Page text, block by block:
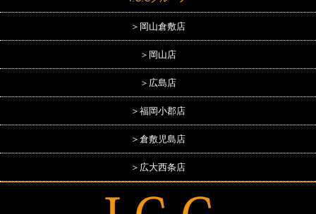
＞岡山倉敷店
＞岡山店
＞広島店
＞福岡小郡店
＞倉敷児島店
＞広大西条店